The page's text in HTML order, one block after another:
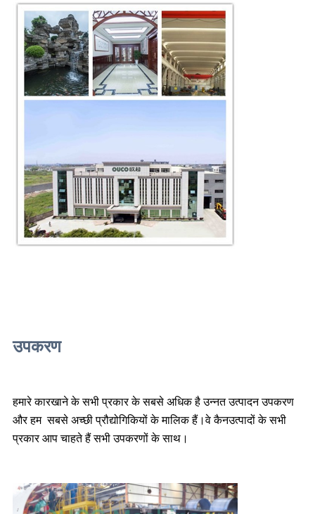
उपकरण
हमारे कारखाने के सभी प्रकार के सबसे अधिक है उन्नत उत्पादन उपकरण
और हम सबसे अच्छी प्रौद्योगिकियों के मालिक हैं।वे कैनउत्पादों के सभी
प्रकार आप चाहते हैं सभी उपकरणों के साथ।